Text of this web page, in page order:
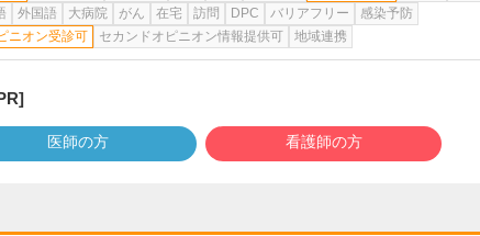
外国語 大病院 がん 在宅 訪問 DPC バリアフリー
感染予防
ニオン受診可
セカンドオピニオン情報提供可 地域連携
医師の方 看護師の方